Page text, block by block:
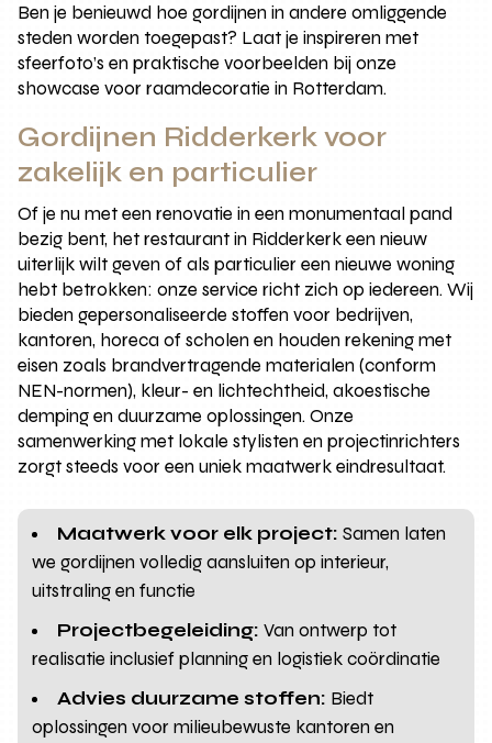
Ben je benieuwd hoe gordijnen in andere omliggende
steden worden toegepast? Laat je inspireren met
sfeerfoto’s en praktische voorbeelden bij onze
showcase voor raamdecoratie in Rotterdam.
Gordijnen Ridderkerk voor
zakelijk en particulier
Of je nu met een renovatie in een monumentaal pand
bezig bent, het restaurant in Ridderkerk een nieuw
uiterlijk wilt geven of als particulier een nieuwe woning
hebt betrokken: onze service richt zich op iedereen. Wij
bieden gepersonaliseerde stoffen voor bedrijven,
kantoren, horeca of scholen en houden rekening met
eisen zoals brandvertragende materialen (conform
NEN-normen), kleur- en lichtechtheid, akoestische
demping en duurzame oplossingen. Onze
samenwerking met lokale stylisten en projectinrichters
zorgt steeds voor een uniek maatwerk eindresultaat.
Maatwerk voor elk project: Samen laten
we gordijnen volledig aansluiten op interieur,
uitstraling en functie
Projectbegeleiding: Van ontwerp tot
realisatie inclusief planning en logistiek coördinatie
Advies duurzame stoffen: Biedt
oplossingen voor milieubewuste kantoren en